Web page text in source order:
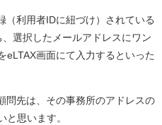
（利用者IDに紐づけ）されている
選択したメールアドレスにワン
eLTAX画面にて入力するといった
問先は、その事務所のアドレスの
思います。